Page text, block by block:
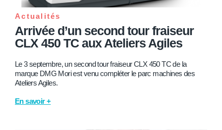
Actualités
Arrivée d’un second tour fraiseur
CLX 450 TC aux Ateliers Agiles
Le 3 septembre, un second tour fraiseur CLX 450 TC de la
marque DMG Mori est venu compléter le parc machines des
Ateliers Agiles.
En savoir +